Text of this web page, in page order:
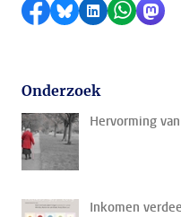
Delen op Facebook
Delen via Bluesky
Delen op
Delen
Onderzoek
Hervorming
Inkomen